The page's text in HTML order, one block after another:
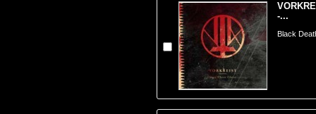
-...
Black